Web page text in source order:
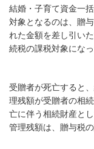
結婚・子育て資金一
対象となるのは、贈
れた金額を差し引い
続税の課税対象にな
受贈者が死亡すると
理残額が受贈者の相
亡に伴う相続財産と
管理残額は、贈与税